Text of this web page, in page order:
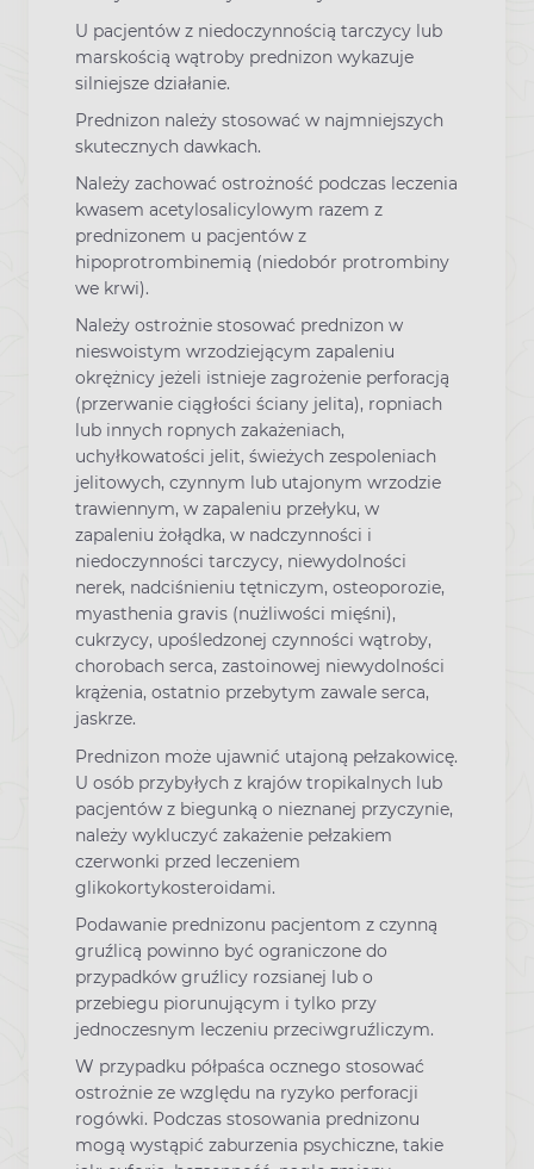
U pacjentów z niedoczynnością tarczycy lub
marskością wątroby prednizon wykazuje
silniejsze działanie.
Prednizon należy stosować w najmniejszych
skutecznych dawkach.
Należy zachować ostrożność podczas leczenia
kwasem acetylosalicylowym razem z
prednizonem u pacjentów z
hipoprotrombinemią (niedobór protrombiny
we krwi).
Należy ostrożnie stosować prednizon w
nieswoistym wrzodziejącym zapaleniu
okrężnicy jeżeli istnieje zagrożenie perforacją
(przerwanie ciągłości ściany jelita), ropniach
lub innych ropnych zakażeniach,
uchyłkowatości jelit, świeżych zespoleniach
jelitowych, czynnym lub utajonym wrzodzie
trawiennym, w zapaleniu przełyku, w
zapaleniu żołądka, w nadczynności i
niedoczynności tarczycy, niewydolności
nerek, nadciśnieniu tętniczym, osteoporozie,
myasthenia gravis (nużliwości mięśni),
cukrzycy, upośledzonej czynności wątroby,
chorobach serca, zastoinowej niewydolności
krążenia, ostatnio przebytym zawale serca,
jaskrze.
Prednizon może ujawnić utajoną pełzakowicę.
U osób przybyłych z krajów tropikalnych lub
pacjentów z biegunką o nieznanej przyczynie,
należy wykluczyć zakażenie pełzakiem
czerwonki przed leczeniem
glikokortykosteroidami.
Podawanie prednizonu pacjentom z czynną
gruźlicą powinno być ograniczone do
przypadków gruźlicy rozsianej lub o
przebiegu piorunującym i tylko przy
jednoczesnym leczeniu przeciwgruźliczym.
W przypadku półpaśca ocznego stosować
ostrożnie ze względu na ryzyko perforacji
rogówki. Podczas stosowania prednizonu
mogą wystąpić zaburzenia psychiczne, takie